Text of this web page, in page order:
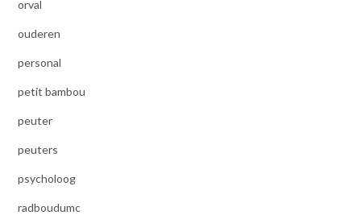
orval
ouderen
personal
petit bambou
peuter
peuters
psycholoog
radboudumc